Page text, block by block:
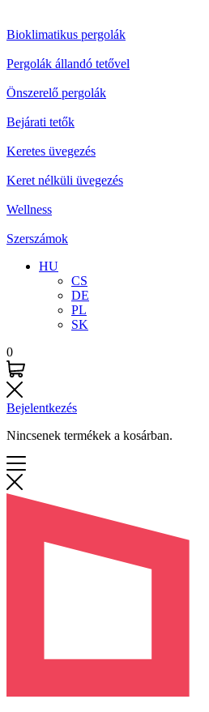
Bioklimatikus pergolák
Pergolák állandó tetővel
Önszerelő pergolák
Bejárati tetők
Keretes üvegezés
Keret nélküli üvegezés
Wellness
Szerszámok
HU
CS
DE
PL
SK
0
Bejelentkezés
Nincsenek termékek a kosárban.